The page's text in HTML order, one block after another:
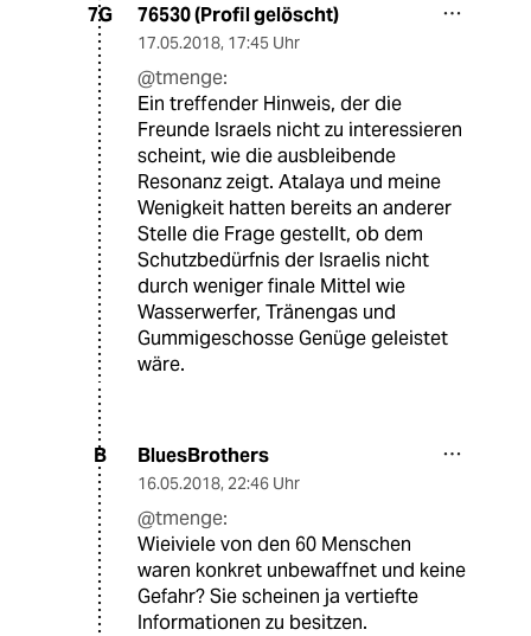
7G 76530 (Profil gelöscht)
17.05.2018, 17:45 Uhr
@tmenge:
Ein treffender Hinweis, der die
Freunde Israels nicht zu interessieren
scheint, wie die ausbleibende
Resonanz zeigt. Atalaya und meine
Wenigkeit hatten bereits an anderer
Stelle die Frage gestellt, ob dem
Schutzbedürfnis der Israelis nicht
durch weniger finale Mittel wie
Wasserwerfer, Tränengas und
Gummigeschosse Genüge geleistet
wäre.
B BluesBrothers
16.05.2018, 22:46 Uhr
@tmenge:
Wieiviele von den 60 Menschen
waren konkret unbewaffnet und keine
Gefahr? Sie scheinen ja vertiefte
Informationen zu besitzen.